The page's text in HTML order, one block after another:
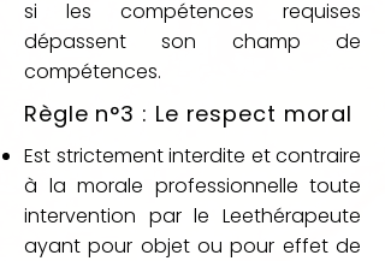
si les compétences requises
dépassent son champ de
compétences.
Règle n°3 : Le respect moral
Est strictement interdite et contraire
à la morale professionnelle toute
intervention par le Leethérapeute
ayant pour objet ou pour effet de